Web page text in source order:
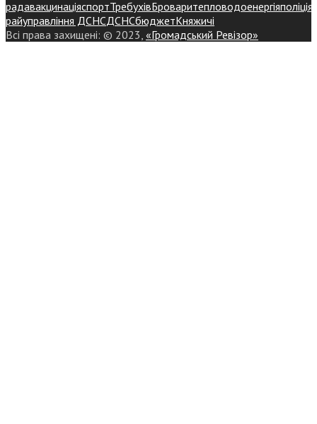
радавакцинаціяспортТребухівБроваритепловодоенергіяполіція
райуправління ДСНСДСНСбюджетКняжичі
Всі права захищені: © 2023, «Громадський Ревізор»